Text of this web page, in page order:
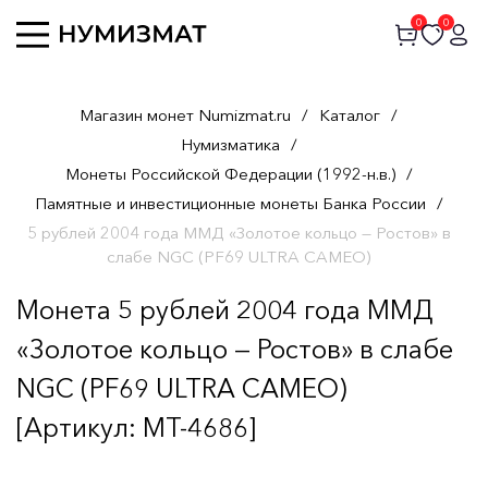
0 0
Магазин монет Numizmat.ru / Каталог /
Нумизматика /
Монеты Российской Федерации (1992-н.в.) /
Памятные и инвестиционные монеты Банка России /
5 рублей 2004 года ММД «Золотое кольцо — Ростов» в
слабе NGC (PF69 ULTRA CAMEO)
Монета 5 рублей 2004 года ММД
«Золотое кольцо — Ростов» в слабе
NGC (PF69 ULTRA CAMEO)
[Артикул: MT-4686]